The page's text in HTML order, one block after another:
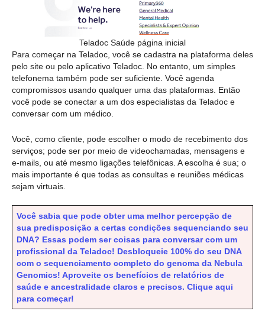
Teladoc Saúde página inicial
Para começar na Teladoc, você se cadastra na plataforma deles
pelo site ou pelo aplicativo Teladoc. No entanto, um simples
telefonema também pode ser suficiente. Você agenda
compromissos usando qualquer uma das plataformas. Então
você pode se conectar a um dos especialistas da Teladoc e
conversar com um médico.
Você, como cliente, pode escolher o modo de recebimento dos
serviços; pode ser por meio de videochamadas, mensagens e
e-mails, ou até mesmo ligações telefônicas. A escolha é sua; o
mais importante é que todas as consultas e reuniões médicas
sejam virtuais.
Você sabia que pode obter uma melhor percepção de
sua predisposição a certas condições sequenciando seu
DNA? Essas podem ser coisas para conversar com um
profissional da Teladoc! Desbloqueie 100% do seu DNA
com o sequenciamento completo do genoma da Nebula
Genomics! Aproveite os benefícios de relatórios de
saúde e ancestralidade claros e precisos. Clique aqui
para começar!